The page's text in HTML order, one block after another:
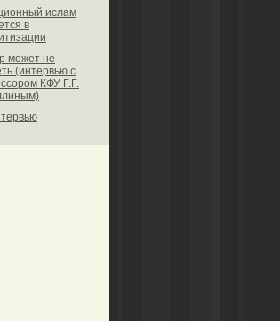
ислам
в
может не
(интервью с
КФУ Г.Г.